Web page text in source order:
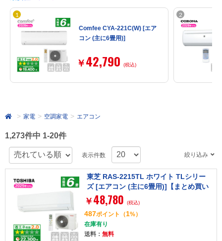
Comfee CYA-221C(W) [エア
コン (主に6畳用)]
￥42,790 (税込)
家電 空調家電 エアコン
1,273件中 1-20件
表示件数 絞り込み
東芝 RAS-2215TL ホワイト TLシリー
ズ [エアコン (主に6畳用)]【まとめ買い
対象B】
￥ 48,780 (税込)
487ポイント （1%）
在庫有り
送料： 無料